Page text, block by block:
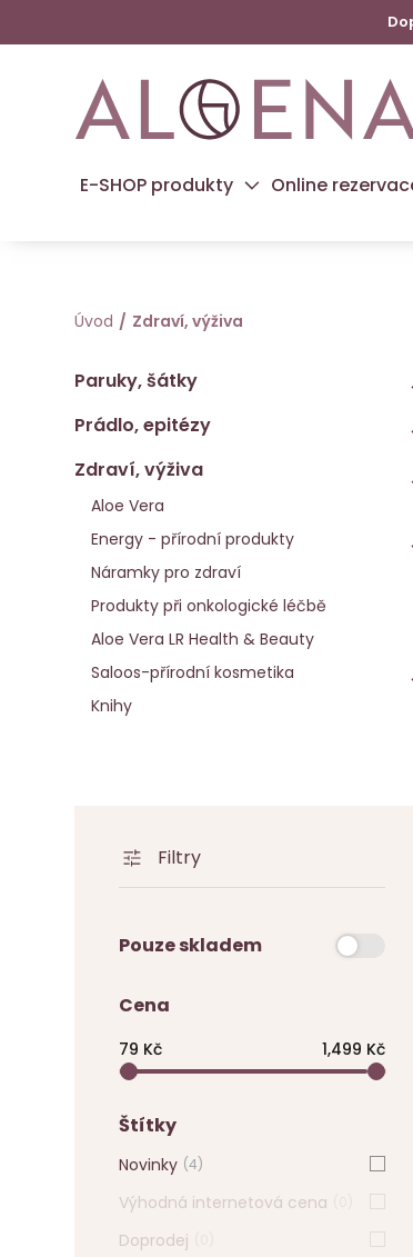
E-SHOP produkty Online
Úvod Zdraví, výživa
Paruky, šátky
Prádlo, epitézy
Zdraví, výživa
Aloe Vera
Energy - přírodní produkty
Náramky pro zdraví
Produkty při onkologické léčbě
Aloe Vera LR Health & Beauty
Saloos-přírodní kosmetika
Knihy
Filtry
Pouze skladem
Cena
79 Kč 1,499 Kč
Štítky
Novinky (4)
Výhodná internetová cena
Doprodej